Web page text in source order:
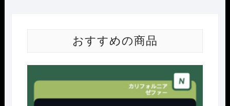
おすすめの商品